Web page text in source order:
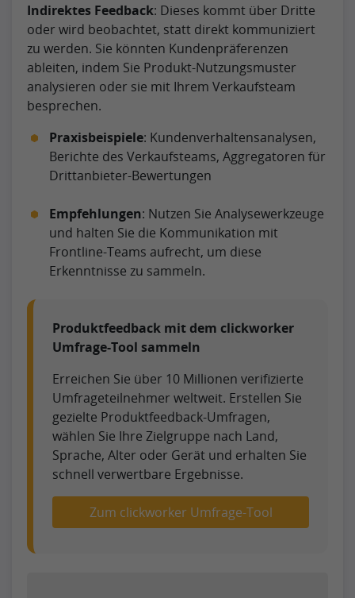
Indirektes Feedback: Dieses kommt über Dritte
oder wird beobachtet, statt direkt kommuniziert
zu werden. Sie könnten Kundenpräferenzen
ableiten, indem Sie Produkt-Nutzungsmuster
analysieren oder sie mit Ihrem Verkaufsteam
besprechen.
Praxisbeispiele: Kundenverhaltensanalysen,
Berichte des Verkaufsteams, Aggregatoren für
Drittanbieter-Bewertungen
Empfehlungen: Nutzen Sie Analysewerkzeuge
und halten Sie die Kommunikation mit
Frontline-Teams aufrecht, um diese
Erkenntnisse zu sammeln.
Produktfeedback mit dem clickworker
Umfrage-Tool sammeln
Erreichen Sie über 10 Millionen verifizierte
Umfrageteilnehmer weltweit. Erstellen Sie
gezielte Produktfeedback-Umfragen,
wählen Sie Ihre Zielgruppe nach Land,
Sprache, Alter oder Gerät und erhalten Sie
schnell verwertbare Ergebnisse.
Zum clickworker Umfrage-Tool